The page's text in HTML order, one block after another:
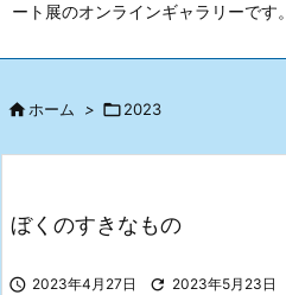
ート展のオンラインギャラリーです。
ホーム > 2023
ぼくのすきなもの
 2023年4月27日  2023年5月23日